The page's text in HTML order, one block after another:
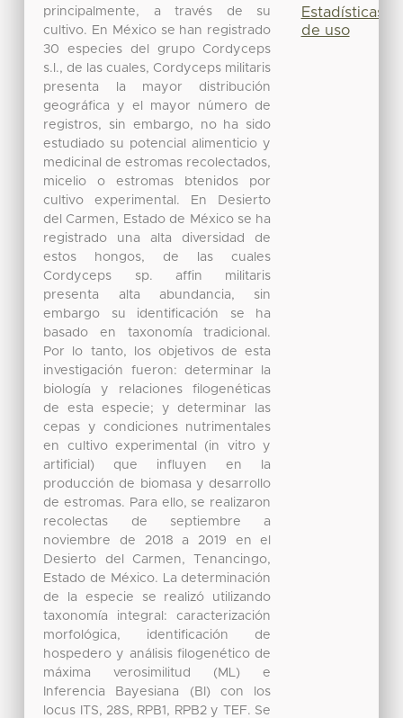
principalmente, a través de su
cultivo. En México se han registrado
30 especies del grupo Cordyceps
s.l., de las cuales, Cordyceps militaris
presenta la mayor distribución
geográfica y el mayor número de
registros, sin embargo, no ha sido
estudiado su potencial alimenticio y
medicinal de estromas recolectados,
micelio o estromas btenidos por
cultivo experimental. En Desierto
del Carmen, Estado de México se ha
registrado una alta diversidad de
estos hongos, de las cuales
Cordyceps sp. affin militaris
presenta alta abundancia, sin
embargo su identificación se ha
basado en taxonomía tradicional.
Por lo tanto, los objetivos de esta
investigación fueron: determinar la
biología y relaciones filogenéticas
de esta especie; y determinar las
cepas y condiciones nutrimentales
en cultivo experimental (in vitro y
artificial) que influyen en la
producción de biomasa y desarrollo
de estromas. Para ello, se realizaron
recolectas de septiembre a
noviembre de 2018 a 2019 en el
Desierto del Carmen, Tenancingo,
Estado de México. La determinación
de la especie se realizó utilizando
taxonomía integral: caracterización
morfológica, identificación de
hospedero y análisis filogenético de
máxima verosimilitud (ML) e
Inferencia Bayesiana (BI) con los
locus ITS, 28S, RPB1, RPB2 y TEF. Se
Estadísticas
de uso